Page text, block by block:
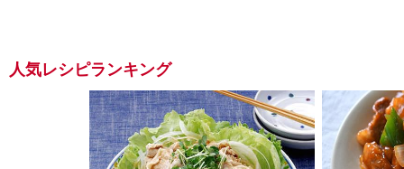
人気レシピランキング